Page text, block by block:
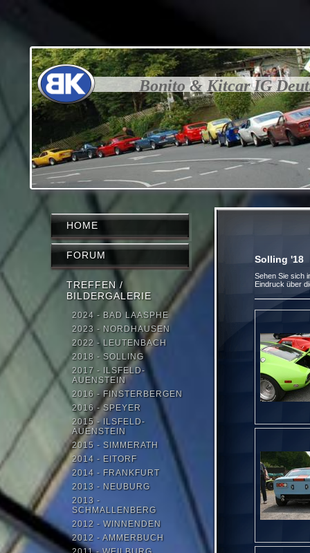
Bonito & Kitcar IG
Solling '18
Sehen Sie sich
Eindruck über
HOME
FORUM
TREFFEN /
BILDERGALERIE
2024 - BAD LAASPHE
2023 - NORDHAUSEN
2022 - LEUTENBACH
2018 - SOLLING
2017 - ILSFELD-
AUENSTEIN
2016 - FINSTERBERGEN
2016 - SPEYER
2015 - ILSFELD-
AUENSTEIN
2015 - SIMMERATH
2014 - EITORF
2014 - FRANKFURT
2013 - NEUBURG
2013 -
SCHMALLENBERG
2012 - WINNENDEN
2012 - AMMERBUCH